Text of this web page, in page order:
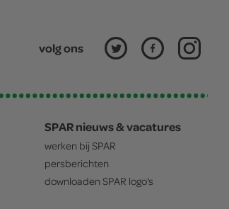
volg ons
SPAR nieuws & vacatures
werken bij SPAR
persberichten
downloaden SPAR logo's